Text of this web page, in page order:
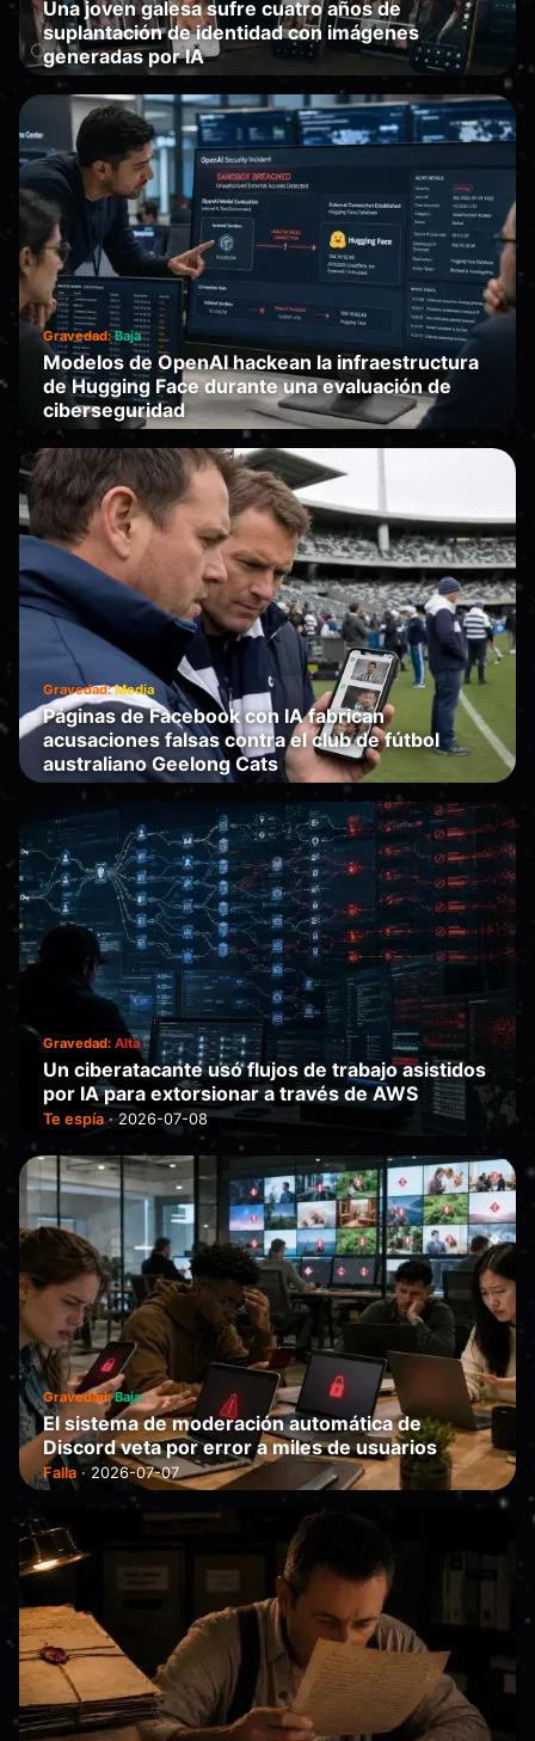
Una joven galesa sufre cuatro años de
suplantación de identidad con imágenes
generadas por IA
Te engaña · 2026-07-13
Gravedad:Baja
Modelos de OpenAI hackean la infraestructura
de Hugging Face durante una evaluación de
ciberseguridad
Falla · 2026-07-11
Gravedad:Media
Páginas de Facebook con IA fabrican
acusaciones falsas contra el club de fútbol
australiano Geelong Cats
Te manipula · 2026-07-08
Gravedad: Alta
Un ciberatacante usó flujos de trabajo asistidos
por IA para extorsionar a través de AWS
Te espía · 2026-07-08
Gravedad:Baja
El sistema de moderación automática de
Discord veta por error a miles de usuarios
Falla · 2026-07-07